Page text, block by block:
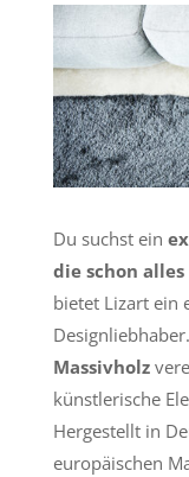
Du suchst ein
die schon
bietet Lizart ein
Massivholz
künstlerische
Hergestellt in
europäischen